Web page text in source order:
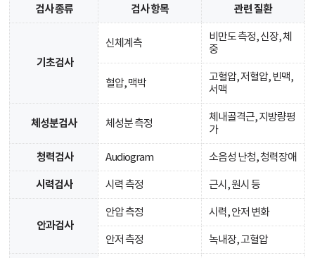
검사 종류 검사 항목 관련 질환
기초검사
신체계측
비만도 측정, 신장, 체
중
혈압, 맥박
고혈압, 저혈압, 빈맥,
서맥
체성분검사 체성분 측정
체내골격근, 지방량평
가
청력검사 Audiogram 소음성 난청, 청력장애
시력검사 시력 측정 근시, 원시 등
안과검사
안압 측정 시력, 안저 변화
안저 측정 녹내장, 고혈압